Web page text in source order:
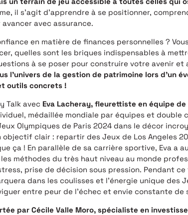
il s’agit d’apprendre à se positionner,
avec assurance.
en matière de finances personnelles ?
quelles sont les briques indispensables à
à se poser pour construire votre avenir et
l’univers de la gestion de patrimoine lors d’un
outils concrets !
Talk avec Eva Lacheray, fleurettiste en équipe de
médaillée mondiale par équipes et double
Olympiques de Paris 2024 dans le décor
objectif clair : repartir des Jeux de Los Angeles
ça ! En parallèle de sa carrière sportive, Eva a
méthodes du très haut niveau au monde
prise de décision sous pression. Pendant
dans les coulisses et l’énergie unique des
entre peur de l’échec et envie constante de
par Cécile Valle Moro, spécialiste en